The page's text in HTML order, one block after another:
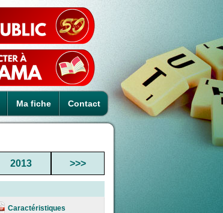
Ma fiche Contact
2013 >>>
Caractéristiques